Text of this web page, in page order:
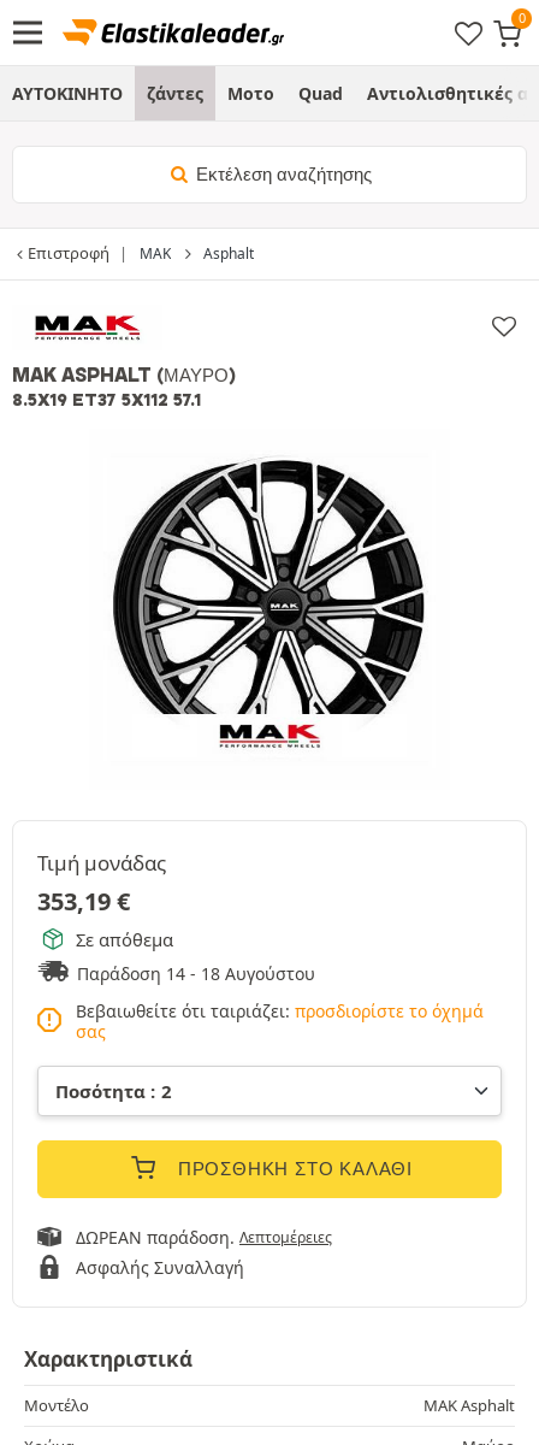
ΑΥΤΟΚΙΝΗΤΟ ζάντες Μοτο Quad Αντιολισθητικές
Εκτέλεση αναζήτησης
Επιστροφή MAK Asphalt
MAK ASPHALT (ΜΑΎΡΟ)
8.5X19 ET37 5X112 57.1
Τιμή μονάδας
353,19€
Σε απόθεμα
Παράδοση 14 - 18 Αυγούστου
Βεβαιωθείτε ότι ταιριάζει: προσδιορίστε το όχημά
σας
ΠΡΟΣΘΉΚΗ ΣΤΟ ΚΑΛΆΘΙ
ΔΩΡΕΑΝ παράδοση. Λεπτομέρειες
Ασφαλής Συναλλαγή
Χαρακτηριστικά
Μοντέλο
MAK Asphalt